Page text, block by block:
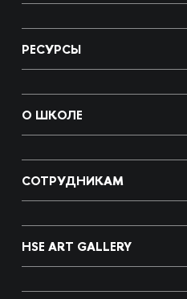
РЕСУРСЫ
О ШКОЛЕ
СОТРУДНИКАМ
HSE ART GALLERY